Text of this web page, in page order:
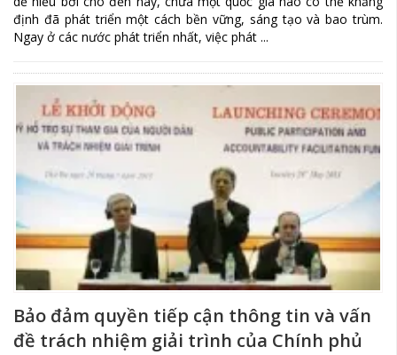
định đã phát triển một cách bền vững, sáng tạo và bao trùm.
Ngay ở các nước phát triển nhất, việc phát ...
Bảo đảm quyền tiếp cận thông tin và vấn
đề trách nhiệm giải trình của Chính phủ